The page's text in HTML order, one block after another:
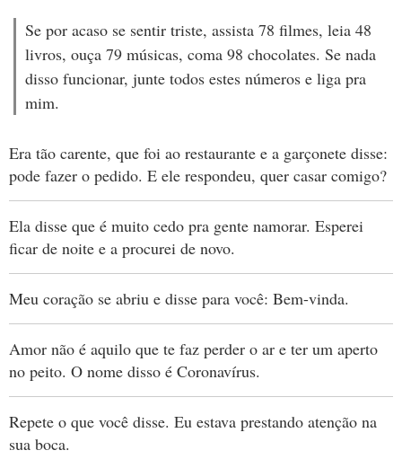
Se por acaso se sentir triste, assista 78 filmes, leia 48
livros, ouça 79 músicas, coma 98 chocolates. Se nada
disso funcionar, junte todos estes números e liga pra
mim.
Era tão carente, que foi ao restaurante e a garçonete disse:
pode fazer o pedido. E ele respondeu, quer casar comigo?
Ela disse que é muito cedo pra gente namorar. Esperei
ficar de noite e a procurei de novo.
Meu coração se abriu e disse para você: Bem-vinda.
Amor não é aquilo que te faz perder o ar e ter um aperto
no peito. O nome disso é Coronavírus.
Repete o que você disse. Eu estava prestando atenção na
sua boca.